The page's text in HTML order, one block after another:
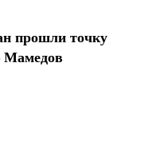
прошли точку
Мамедов